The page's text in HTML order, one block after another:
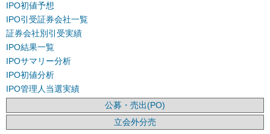
IPO初値予想
IPO引受証券会社一覧
証券会社別引受実績
IPO結果一覧
IPOサマリー分析
IPO初値分析
IPO管理人当選実績
公募・売出(PO)
立会外分売